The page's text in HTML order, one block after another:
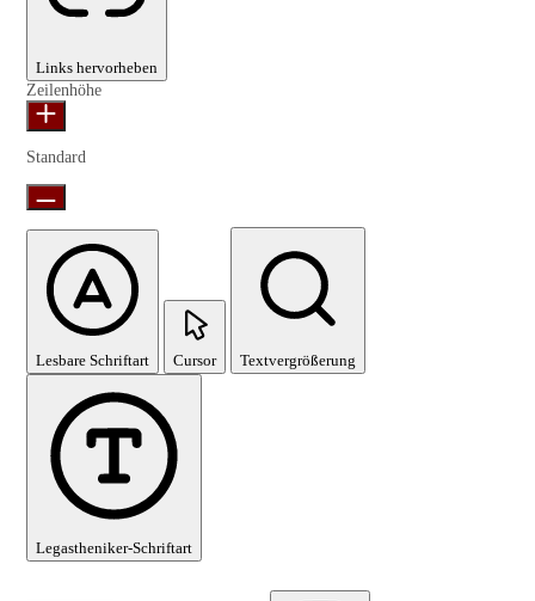
Links hervorheben
Zeilenhöhe
Standard
Lesbare Schriftart Cursor Textvergrößerung
Legastheniker-Schriftart